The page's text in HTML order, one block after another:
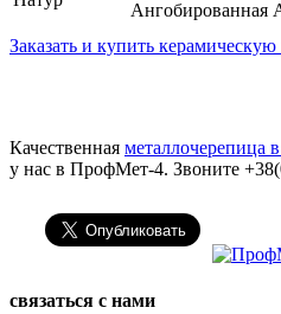
Ангобированная
Заказать и купить
Качественная металлочерепица
у нас в ПрофМет-4. Звоните
связаться с нами